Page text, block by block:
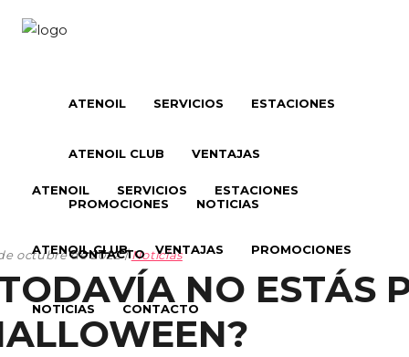
ATENOIL SERVICIOS ESTACIONES
ATENOIL CLUB VENTAJAS PROMOCIONES
NOTICIAS CONTACTO
ATENOIL SERVICIOS ESTACIONES
ATENOIL CLUB VENTAJAS
PROMOCIONES NOTICIAS
CONTACTO
octubre de 2022 Noticias
NO ESTÁS